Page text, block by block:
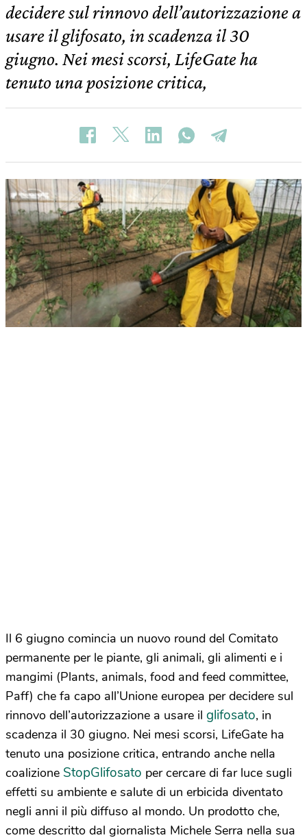
decidere sul rinnovo dell’autorizzazione a
usare il glifosato, in scadenza il 30
giugno. Nei mesi scorsi, LifeGate ha
tenuto una posizione critica,
Il 6 giugno comincia un nuovo round del Comitato
permanente per le piante, gli animali, gli alimenti e i
mangimi (Plants, animals, food and feed committee,
Paff) che fa capo all’Unione europea per decidere sul
rinnovo dell’autorizzazione a usare il glifosato, in
scadenza il 30 giugno. Nei mesi scorsi, LifeGate ha
tenuto una posizione critica, entrando anche nella
coalizione StopGlifosato per cercare di far luce sugli
effetti su ambiente e salute di un erbicida diventato
negli anni il più diffuso al mondo. Un prodotto che,
come descritto dal giornalista Michele Serra nella sua